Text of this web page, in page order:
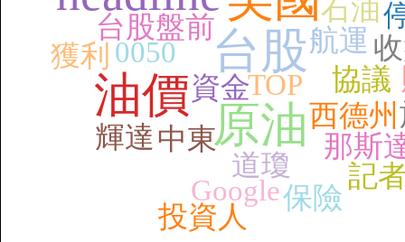
台股
原油
油價
中東
台股盤前
協議
石油
0050 航運
西德州
TOP
資金
道瓊
輝達
那斯
Google
記
保險
投資人
獲利